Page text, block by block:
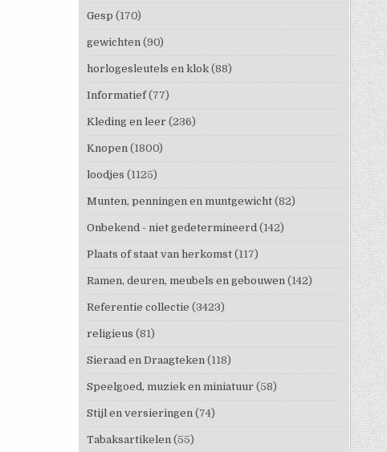
Gesp (170)
gewichten (90)
horlogesleutels en klok (88)
Informatief (77)
Kleding en leer (236)
Knopen (1800)
loodjes (1125)
Munten, penningen en muntgewicht (82)
Onbekend - niet gedetermineerd (142)
Plaats of staat van herkomst (117)
Ramen, deuren, meubels en gebouwen (142)
Referentie collectie (3423)
religieus (81)
Sieraad en Draagteken (118)
Speelgoed, muziek en miniatuur (58)
Stijl en versieringen (74)
Tabaksartikelen (55)